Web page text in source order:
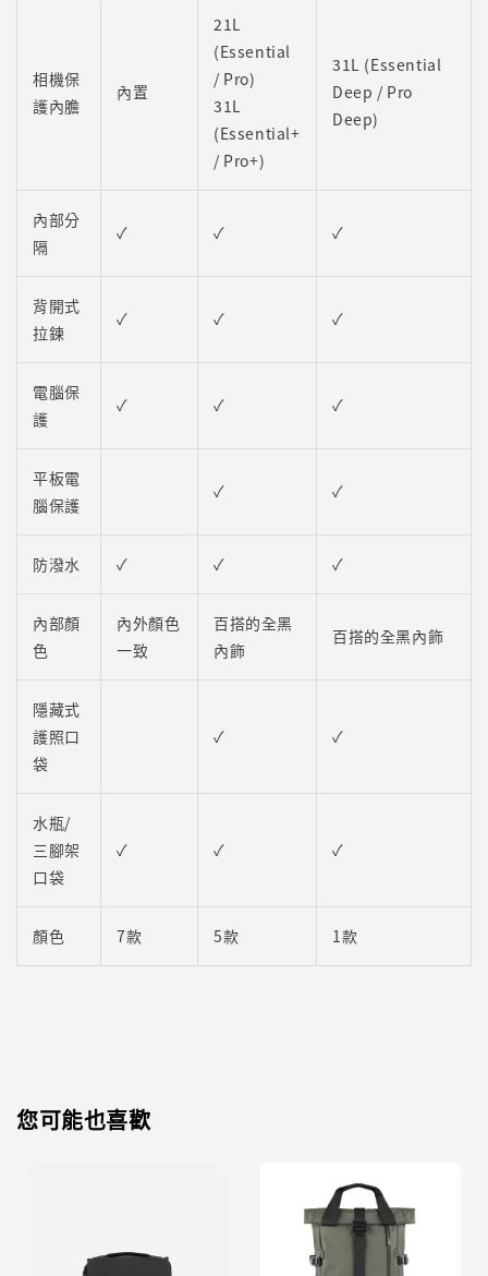
相機保
護內膽
內置
21L
(Essential
/ Pro)
31L
(Essential+
/ Pro+)
31L (Essential
Deep / Pro
Deep)
內部分
隔
✓ ✓ ✓
背開式
拉鍊
✓ ✓ ✓
電腦保
護
✓ ✓ ✓
平板電
腦保護
✓ ✓
防潑水 ✓ ✓ ✓
內部顏
色
內外顏色
一致
百搭的全黑
內飾
百搭的全黑內飾
隱藏式
護照口
袋
✓ ✓
水瓶/
三腳架
口袋
✓ ✓ ✓
顏色 7款 5款 1款
您可能也喜歡